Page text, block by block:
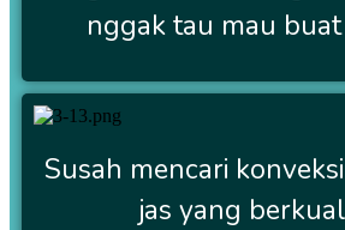
nggak tau mau
Susah mencari
jas yang